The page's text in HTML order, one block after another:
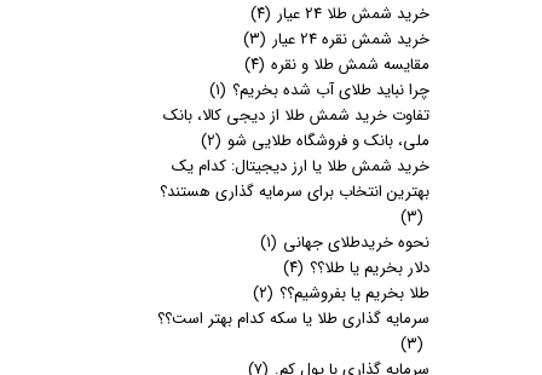
خرید شمش طلا 24 عیار
(۴)
خرید شمش نقره 24 عیار
(۳)
مقایسه شمش طلا و نقره (۴)
چرا نباید طلای آب شده بخریم؟ (۱)
تفاوت خرید شمش طلا از دیجی کالا، بانک
ملی، بانک و فروشگاه طلایی شو (۲)
خرید شمش طلا یا ارز دیجیتال: کدام یک
بهترین انتخاب برای سرمایه گذاری هستند؟
(۳)
نحوه خریدطلای جهانی (۱)
دلار بخریم یا طلا؟؟ (۴)
طلا بخریم یا بفروشیم؟؟ (۲)
سرمایه گذاری طلا یا سکه کدام بهتر است؟؟
(۳)
سرمایه گذاری با پول کم. (۷)